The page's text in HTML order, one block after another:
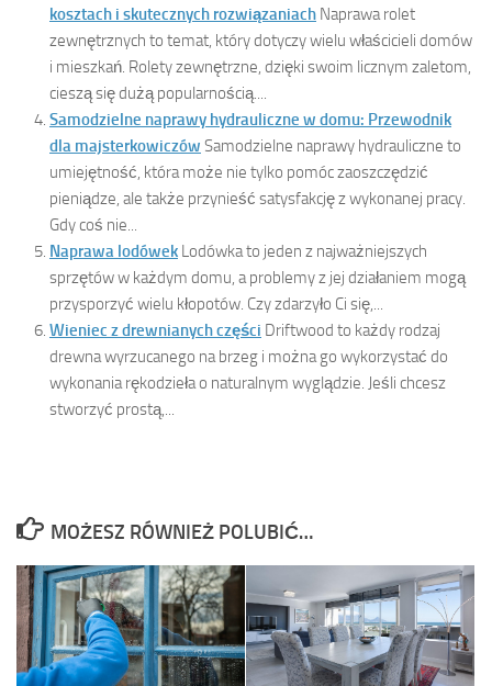
kosztach i skutecznych rozwiązaniach Naprawa rolet
zewnętrznych to temat, który dotyczy wielu właścicieli domów
i mieszkań. Rolety zewnętrzne, dzięki swoim licznym zaletom,
cieszą się dużą popularnością....
Samodzielne naprawy hydrauliczne w domu: Przewodnik
dla majsterkowiczów Samodzielne naprawy hydrauliczne to
umiejętność, która może nie tylko pomóc zaoszczędzić
pieniądze, ale także przynieść satysfakcję z wykonanej pracy.
Gdy coś nie...
Naprawa lodówek Lodówka to jeden z najważniejszych
sprzętów w każdym domu, a problemy z jej działaniem mogą
przysporzyć wielu kłopotów. Czy zdarzyło Ci się,...
Wieniec z drewnianych części Driftwood to każdy rodzaj
drewna wyrzucanego na brzeg i można go wykorzystać do
wykonania rękodzieła o naturalnym wyglądzie. Jeśli chcesz
stworzyć prostą,...
MOŻESZ RÓWNIEŻ POLUBIĆ…